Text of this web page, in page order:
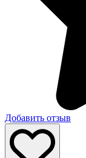
Добавить отзыв